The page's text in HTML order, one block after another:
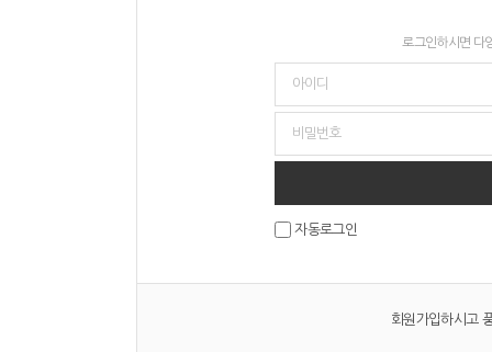
로그인하시면 다
자동로그인
회원가입하시고